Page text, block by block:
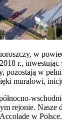
w
r.,
pozostają w
muralowi,
rejonie. Nasze
w